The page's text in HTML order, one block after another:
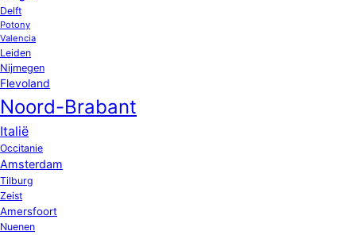
Delft
Potony
Valencia
Leiden
Nijmegen
Flevoland
Noord-Brabant
Italië
Occitanie
Amsterdam
Tilburg
Zeist
Amersfoort
Nuenen